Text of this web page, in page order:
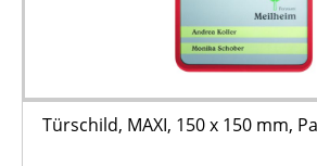
Türschild, MAXI, 150 x 150 mm,